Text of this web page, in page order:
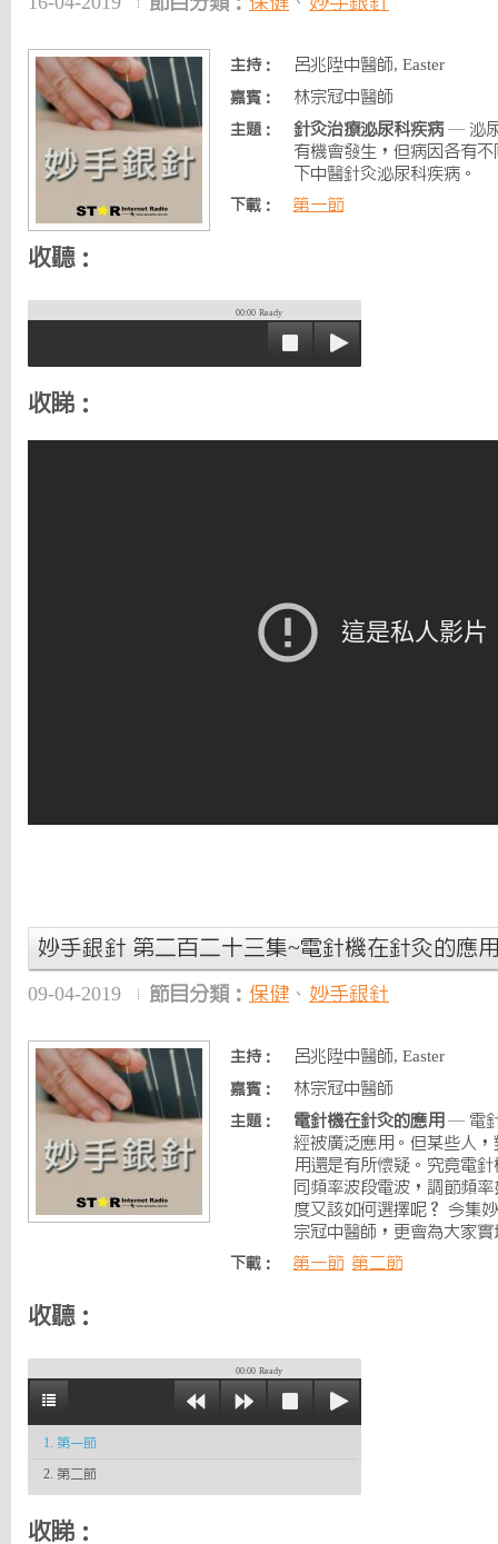
主持： 呂兆陞中醫師, Easter
嘉賓： 林宗冠中醫師
主題： 針灸治療泌尿科疾病— 泌尿
有機會發生，但病因各有
下中醫針灸泌尿科疾病。
下載： 第一節
收聽：
00:00 Ready
收睇：
妙手銀針 第二百二十三集~電針機在針灸的應
09-04-2019 節目分類： 保健 、 妙手銀針
主持： 呂兆陞中醫師, Easter
嘉賓： 林宗冠中醫師
主題： 電針機在針灸的應用 — 電
經被廣泛應用。但某些人
用還是有所懷疑。究竟電
同頻率波段電波，調節頻
度又該如何選擇呢？ 今集
宗冠中醫師，更會為大家
下載： 第一節 第二節
收聽：
00:00 Ready
1. 第一節
2. 第二節
收睇：